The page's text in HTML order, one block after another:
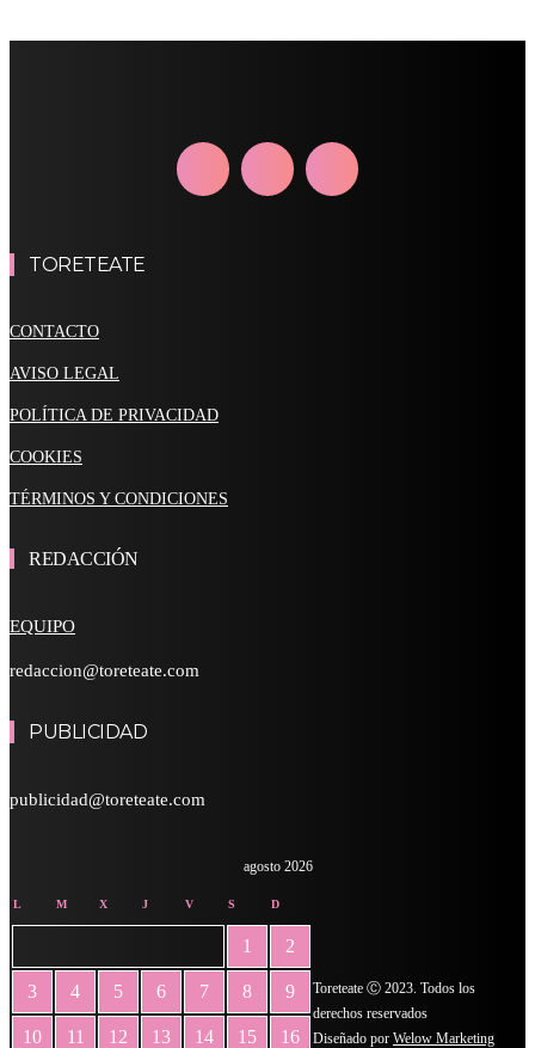
TORETEATE
CONTACTO
AVISO LEGAL
POLÍTICA DE PRIVACIDAD
COOKIES
TÉRMINOS Y CONDICIONES
REDACCIÓN
EQUIPO
redaccion@toreteate.com
PUBLICIDAD
publicidad@toreteate.com
agosto 2026
L M X J V S D
1 2
3 4 5 6 7 8 9
10 11 12 13 14 15 16
Toreteate Ⓒ 2023. Todos los
derechos reservados
Diseñado por Welow Marketing